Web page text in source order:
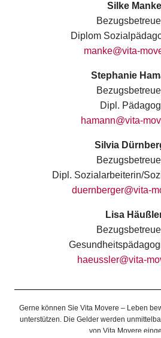
Silke Manke
Diplom
manke@vita-
Stephanie
Dipl.
hamann@vita-
Silvia
Dipl. Sozialarbeiterin/
duernberger@vita-
Lisa
haeussler@vita-
Gerne können Sie Vita Movere – Leben
unterstützen. Die Gelder werden
von Vita Movere